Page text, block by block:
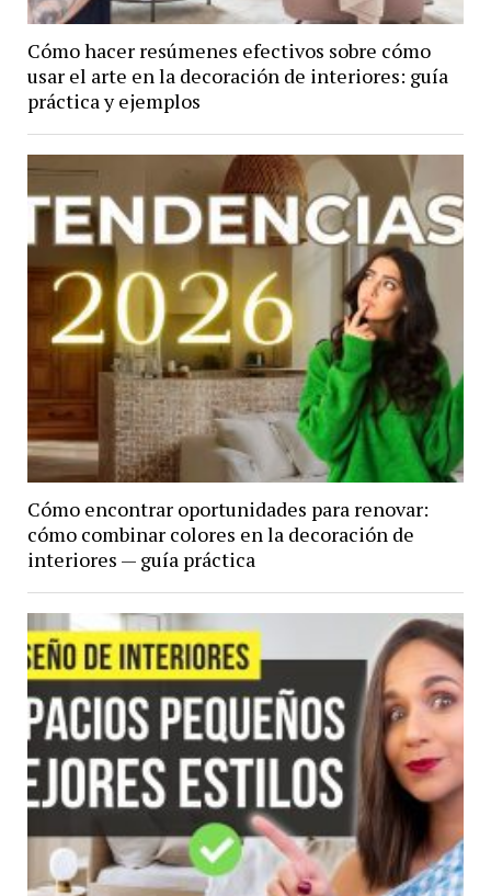
Cómo hacer resúmenes efectivos sobre cómo
usar el arte en la decoración de interiores: guía
práctica y ejemplos
Cómo encontrar oportunidades para renovar:
cómo combinar colores en la decoración de
interiores — guía práctica